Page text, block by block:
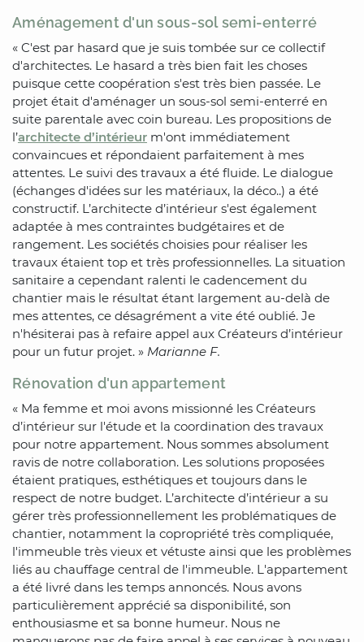
Aménagement d'un sous-sol semi-enterré
« C'est par hasard que je suis tombée sur ce collectif
d'architectes. Le hasard a très bien fait les choses
puisque cette coopération s'est très bien passée. Le
projet était d'aménager un sous-sol semi-enterré en
suite parentale avec coin bureau. Les propositions de
l’architecte d’intérieur m'ont immédiatement
convaincues et répondaient parfaitement à mes
attentes. Le suivi des travaux a été fluide. Le dialogue
(échanges d'idées sur les matériaux, la déco..) a été
constructif. L’architecte d’intérieur s'est également
adaptée à mes contraintes budgétaires et de
rangement. Les sociétés choisies pour réaliser les
travaux étaient top et très professionnelles. La situation
sanitaire a cependant ralenti le cadencement du
chantier mais le résultat étant largement au-delà de
mes attentes, ce désagrément a vite été oublié. Je
n'hésiterai pas à refaire appel aux Créateurs d’intérieur
pour un futur projet. » Marianne F.
Rénovation d'un appartement
« Ma femme et moi avons missionné les Créateurs
d’intérieur sur l'étude et la coordination des travaux
pour notre appartement. Nous sommes absolument
ravis de notre collaboration. Les solutions proposées
étaient pratiques, esthétiques et toujours dans le
respect de notre budget. L’architecte d’intérieur a su
gérer très professionnellement les problématiques de
chantier, notamment la copropriété très compliquée,
l'immeuble très vieux et vétuste ainsi que les problèmes
liés au chauffage central de l'immeuble. L'appartement
a été livré dans les temps annoncés. Nous avons
particulièrement apprécié sa disponibilité, son
enthousiasme et sa bonne humeur. Nous ne